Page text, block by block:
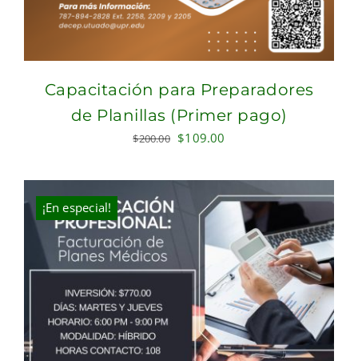
Capacitación para Preparadores
de Planillas (Primer pago)
$200.00 Original
was:
$200.00.
$109.00
is:
$109.00.
¡En especial!